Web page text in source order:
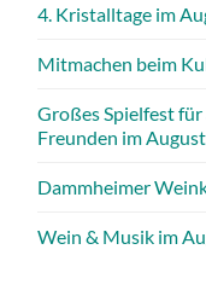
4. Kristalltage im
Mitmachen beim
Großes Spielfest
Freunden im
Dammheimer
Wein & Musik im